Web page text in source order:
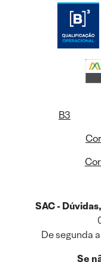
B3
SAC -
De segunda
Se